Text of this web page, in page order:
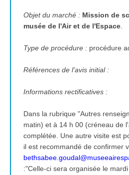
Objet du marché : Mission de
musée de l'Air et de l'Espace.
Type de procédure : procédure
Références de l'avis initial :
Informations rectificatives :
Dans la rubrique "Autres renseignements", Au lieu de :"Celle-ci sera organisée le mardi 6
matin) et à 14 h 00 (créneau de
complétée. Une autre visite est
il est recommandé de confirmer
:"Celle-ci sera organisée le